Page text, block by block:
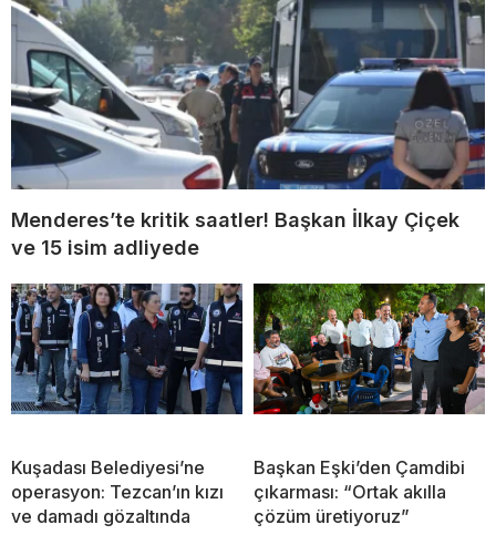
Menderes’te kritik saatler! Başkan İlkay Çiçek
ve 15 isim adliyede
Kuşadası Belediyesi’ne
operasyon: Tezcan’ın kızı
ve damadı gözaltında
Başkan Eşki’den Çamdibi
çıkarması: “Ortak akılla
çözüm üretiyoruz”